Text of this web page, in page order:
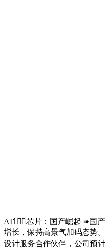
AI1⃣️芯片：国产崛起 ➠国
增长，保持高景气加码态势
设计服务合作伙伴，公司预